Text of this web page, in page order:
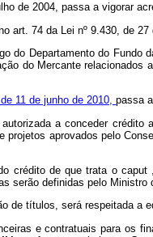
de 2004, passa a vigorar
art. 74 da Lei nº 9.430, de
do Departamento do
do Mercante
de 11 de junho de 2010,passa
a conceder crédito
projetos aprovados pelo
crédito de que trata ocaput
serão definidas pelo Ministro
de títulos, será respeitada a
e contratuais para os